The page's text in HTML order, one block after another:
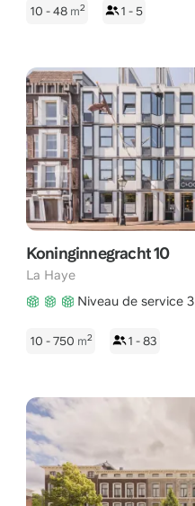
10 - 48 m2 1 - 5
Koninginnegracht 10
La Haye
Niveau de service 3
10 - 750 m2 1 - 83